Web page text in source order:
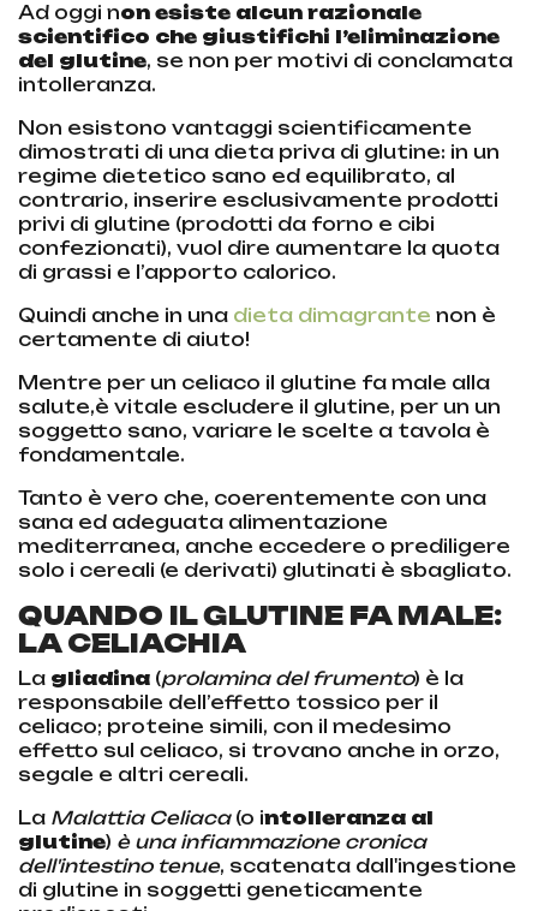
Ad oggi non esiste alcun razionale
scientifico che giustifichi l’eliminazione
del glutine, se non per motivi di conclamata
intolleranza.
Non esistono vantaggi scientificamente
dimostrati di una dieta priva di glutine: in un
regime dietetico sano ed equilibrato, al
contrario, inserire esclusivamente prodotti
privi di glutine (prodotti da forno e cibi
confezionati), vuol dire aumentare la quota
di grassi e l’apporto calorico.
Quindi anche in una dieta dimagrante non è
certamente di aiuto!
Mentre per un celiaco il glutine fa male alla
salute,è vitale escludere il glutine, per un un
soggetto sano, variare le scelte a tavola è
fondamentale.
Tanto è vero che, coerentemente con una
sana ed adeguata alimentazione
mediterranea, anche eccedere o prediligere
solo i cereali (e derivati) glutinati è sbagliato.
QUANDO IL GLUTINE FA MALE:
LA CELIACHIA
La gliadina (prolamina del frumento) è la
responsabile dell’effetto tossico per il
celiaco; proteine simili, con il medesimo
effetto sul celiaco, si trovano anche in orzo,
segale e altri cereali.
La Malattia Celiaca(o intolleranza al
glutine) è una infiammazione cronica
dell'intestino tenue, scatenata dall'ingestione
di glutine in soggetti geneticamente